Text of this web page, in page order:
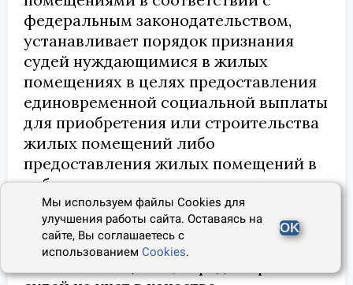
федеральным законодательством,
устанавливает порядок признания
судей нуждающимися в жилых
помещениях в целях предоставления
единовременной социальной выплаты
для приобретения или строительства
жилых помещений либо
предоставления жилых помещений в
собственность, порядок признания
судей не имеющими жилых
помещений по месту нахождения суда
в целях предоставления служебных
Мы используем файлы Cookies для
улучшения работы сайта. Оставаясь на
сайте, Вы соглашаетесь с
использованиемCookies.
OK